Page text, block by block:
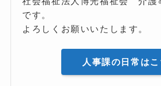
です。
よろしくお願いいたします。
人事課の日常はこ